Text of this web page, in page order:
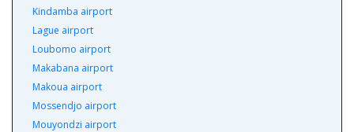
Kindamba airport
Lague airport
Loubomo airport
Makabana airport
Makoua airport
Mossendjo airport
Mouyondzi airport